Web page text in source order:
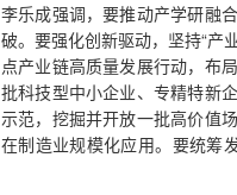
李乐成强调，要推动产学研融
破。要强化创新驱动，坚持“产
点产业链高质量发展行动，布
批科技型中小企业、专精特新
示范，挖掘并开放一批高价值
在制造业规模化应用。要统筹